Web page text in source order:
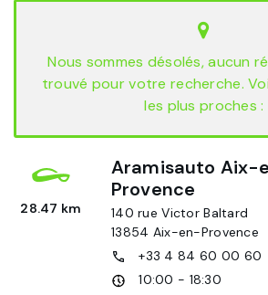
Nous sommes désolés, aucun
trouvé pour votre recherche.
les plus proches :
28.47 km
Aramisauto Aix-
Provence
140 rue Victor Baltard
13854 Aix-en-Provence
+33 4 84 60 00 60
10:00 - 18:30